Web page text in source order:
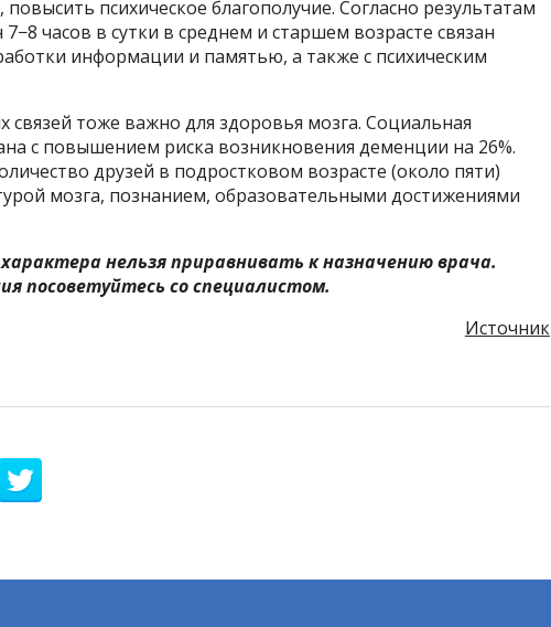
повысить психическое благополучие. Согласно результатам
часов в сутки в среднем и старшем возрасте связан
информации и памятью, а также с психическим
тоже важно для здоровья мозга. Социальная
с повышением риска возникновения деменции на 26%.
друзей в подростковом возрасте (около пяти)
мозга, познанием, образовательными достижениями
нельзя приравнивать к назначению врача.
посоветуйтесь со специалистом.
Источник